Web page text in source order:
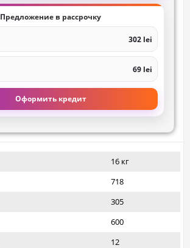
Предложение в рассрочку
302 lei
69 lei
Оформить кредит
16 кг
718
305
600
12